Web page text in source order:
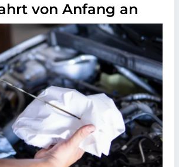
von Anfang an